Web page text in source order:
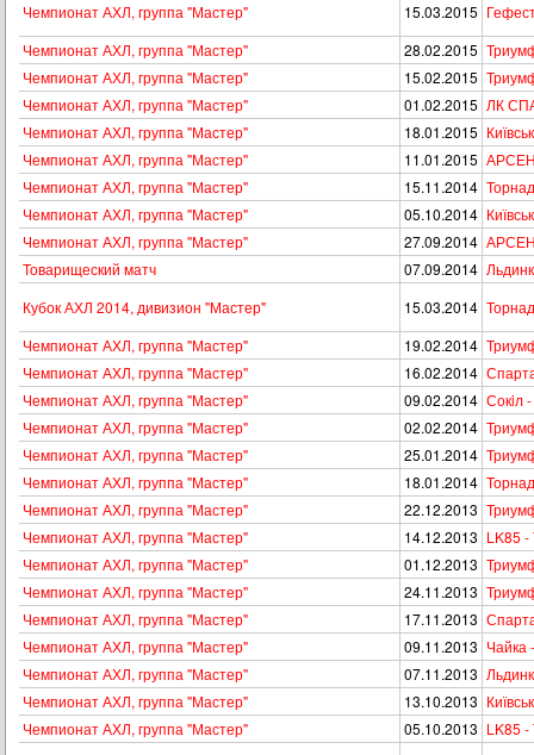
Чемпионат АХЛ, группа "Мастер"
15.03.2015
Чемпионат АХЛ, группа "Мастер"
28.02.2015
Чемпионат АХЛ, группа "Мастер"
15.02.2015
Чемпионат АХЛ, группа "Мастер"
01.02.2015 ЛК
Чемпионат АХЛ, группа "Мастер"
18.01.2015
Чемпионат АХЛ, группа "Мастер"
11.01.2015
Чемпионат АХЛ, группа "Мастер"
15.11.2014
Чемпионат АХЛ, группа "Мастер"
05.10.2014
Чемпионат АХЛ, группа "Мастер"
27.09.2014
Товарищеский матч
07.09.2014
Кубок АХЛ 2014, дивизион "Мастер"
15.03.2014
Чемпионат АХЛ, группа "Мастер"
19.02.2014
Чемпионат АХЛ, группа "Мастер"
16.02.2014
Чемпионат АХЛ, группа "Мастер"
09.02.2014 Сокiл
Чемпионат АХЛ, группа "Мастер"
02.02.2014
Чемпионат АХЛ, группа "Мастер"
25.01.2014
Чемпионат АХЛ, группа "Мастер"
18.01.2014
Чемпионат АХЛ, группа "Мастер"
22.12.2013
Чемпионат АХЛ, группа "Мастер"
14.12.2013 LK85
Чемпионат АХЛ, группа "Мастер"
01.12.2013
Чемпионат АХЛ, группа "Мастер"
24.11.2013
Чемпионат АХЛ, группа "Мастер"
17.11.2013
Чемпионат АХЛ, группа "Мастер"
09.11.2013 Чайка
Чемпионат АХЛ, группа "Мастер"
07.11.2013
Чемпионат АХЛ, группа "Мастер"
13.10.2013
Чемпионат АХЛ, группа "Мастер"
05.10.2013 LK85